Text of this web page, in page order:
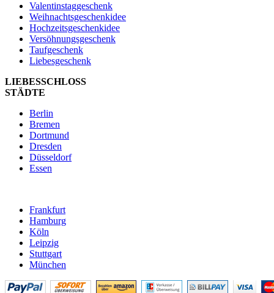
Valentinstaggeschenk
Weihnachtsgeschenkidee
Hochzeitsgeschenkidee
Versöhnungsgeschenk
Taufgeschenk
Liebesgeschenk
LIEBESSCHLOSS
STÄDTE
Berlin
Bremen
Dortmund
Dresden
Düsseldorf
Essen
Frankfurt
Hamburg
Köln
Leipzig
Stuttgart
München